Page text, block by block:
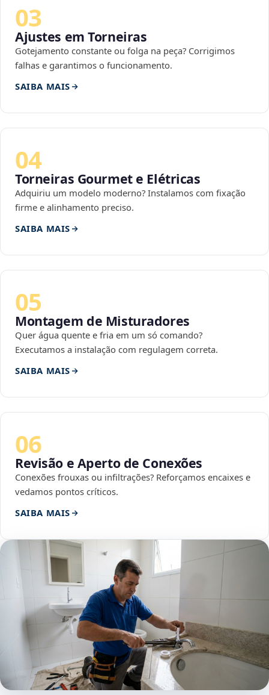
03
Ajustes em Torneiras
Gotejamento constante ou folga na peça? Corrigimos
falhas e garantimos o funcionamento.
SAIBA MAIS
04
Torneiras Gourmet e Elétricas
Adquiriu um modelo moderno? Instalamos com fixação
firme e alinhamento preciso.
SAIBA MAIS
05
Montagem de Misturadores
Quer água quente e fria em um só comando?
Executamos a instalação com regulagem correta.
SAIBA MAIS
06
Revisão e Aperto de Conexões
Conexões frouxas ou infiltrações? Reforçamos encaixes e
vedamos pontos críticos.
SAIBA MAIS